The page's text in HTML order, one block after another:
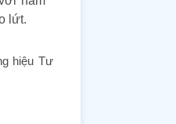
lứt.
hiệu Tư